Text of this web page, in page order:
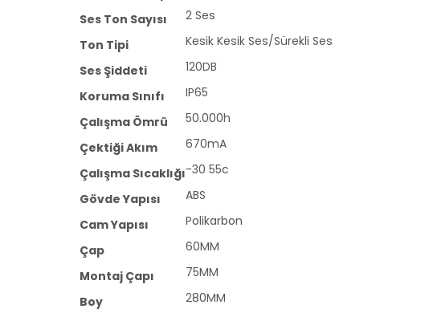
Ses Ton Sayısı 2 Ses
Ton Tipi Kesik Kesik Ses/Sürekli Ses
Ses Şiddeti 120DB
Koruma Sınıfı IP65
Çalışma Ömrü 50.000h
Çektiği Akım 670mA
Çalışma Sıcaklığı-30 55c
Gövde Yapısı ABS
Cam Yapısı Polikarbon
Çap 60MM
Montaj Çapı 75MM
Boy 280MM